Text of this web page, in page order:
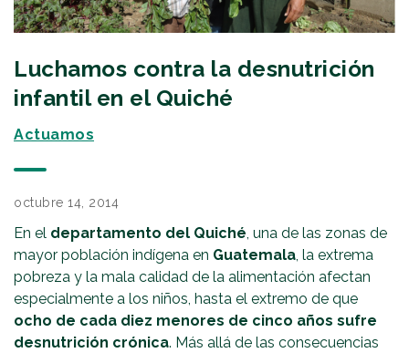
Luchamos contra la desnutrición
infantil en el Quiché
Actuamos
octubre 14, 2014
En el departamento del Quiché, una de las zonas de
mayor población indígena en Guatemala, la extrema
pobreza y la mala calidad de la alimentación afectan
especialmente a los niños, hasta el extremo de que
ocho de cada diez menores de cinco años sufre
desnutrición crónica. Más allá de las consecuencias